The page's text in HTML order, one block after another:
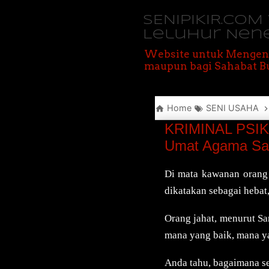
Leluhur
Website untuk
maupun bagi Sahabat
Home SENI USAHA
KRIMINAL
Umat Agama
Di mata kawanan
dikatakan sebagai
Orang jahat, menurut
mana yang baik, mana
Anda tahu, bagaimana